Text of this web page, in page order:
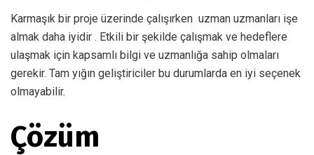
Karmaşık bir proje üzerinde çalışırken uzman uzmanları işe
almak daha iyidir . Etkili bir şekilde çalışmak ve hedeflere
ulaşmak için kapsamlı bilgi ve uzmanlığa sahip olmaları
gerekir. Tam yığın geliştiriciler bu durumlarda en iyi seçenek
olmayabilir.
Çözüm